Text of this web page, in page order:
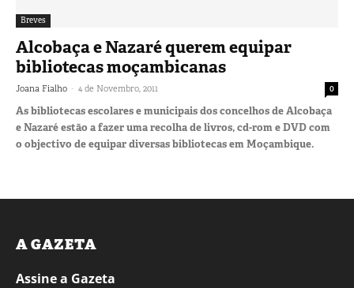
Breves
Alcobaça e Nazaré querem equipar
bibliotecas moçambicanas
Joana Fialho - 4 de Novembro, 2011 0
As bibliotecas escolares e municipais dos concelhos de Alcobaça
e Nazaré estão a fazer uma recolha de livros, cd-rom e DVD com
o objectivo de equipar diversas bibliotecas em Moçambique.
A GAZETA
Assine a Gazeta